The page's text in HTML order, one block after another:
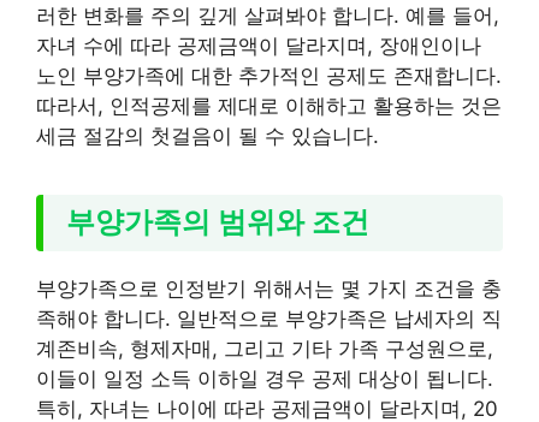
러한 변화를 주의 깊게 살펴봐야 합니다. 예를 들어,
자녀 수에 따라 공제금액이 달라지며, 장애인이나
노인 부양가족에 대한 추가적인 공제도 존재합니다.
따라서, 인적공제를 제대로 이해하고 활용하는 것은
세금 절감의 첫걸음이 될 수 있습니다.
부양가족의 범위와 조건
부양가족으로 인정받기 위해서는 몇 가지 조건을 충
족해야 합니다. 일반적으로 부양가족은 납세자의 직
계존비속, 형제자매, 그리고 기타 가족 구성원으로,
이들이 일정 소득 이하일 경우 공제 대상이 됩니다.
특히, 자녀는 나이에 따라 공제금액이 달라지며, 20